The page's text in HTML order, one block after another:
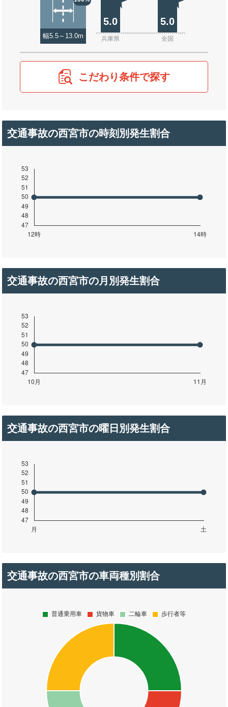
幅5.5～13.0m
5.0 5.0
兵庫県 全国
こだわり条件で探す
交通事故の西宮市の時刻別発生割合
交通事故の西宮市の月別発生割合
交通事故の西宮市の曜日別発生割合
交通事故の西宮市の車両種別割合